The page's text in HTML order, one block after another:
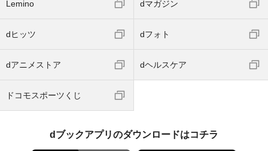
Lemino dマガジン
dヒッツ dフォト
dアニメストア dヘルスケア
ドコモスポーツくじ
dブックアプリのダウンロードはコチラ